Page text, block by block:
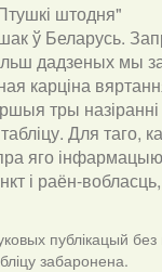
штодня"
ў Беларусь.
дадзеных мы
карціна
тры
Для таго,
яго
і раён-
публікацый без
забаронена.